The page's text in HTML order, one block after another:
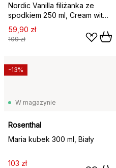
Nordic Vanilla filiżanka ze
spodkiem 250 ml, Cream with
grains
59,90 zł
109 zł
W magazynie
Rosenthal
Maria kubek 300 ml, Biały
103 zł
-13%